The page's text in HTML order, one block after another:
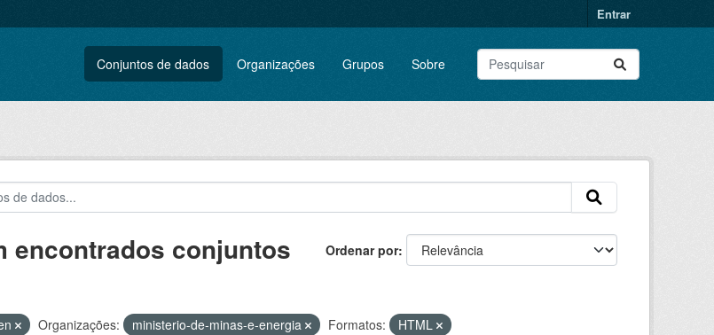
Entrar
Conjuntos de dados Organizações Grupos Sobre
Ordenar por
encontrados conjuntos
Organizações: ministerio-de-minas-e-energia Formatos: HTML